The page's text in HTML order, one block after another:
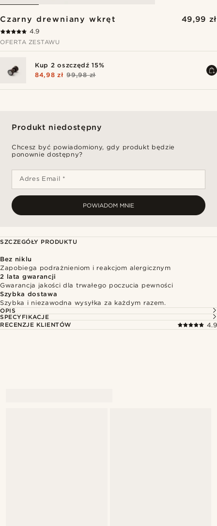
Czarny drewniany wkręt 49,99 zł
4.9
OFERTA ZESTAWU
Kup 2 oszczędź 15%
84,98 zł 99,98 zł
Produkt niedostępny
Chcesz być powiadomiony, gdy produkt będzie
ponownie dostępny?
Adres Email *
POWIADOM MNIE
SZCZEGÓŁY PRODUKTU
Bez niklu
Zapobiega podrażnieniom i reakcjom alergicznym
2 lata gwarancji
Gwarancja jakości dla trwałego poczucia pewności
Szybka dostawa
Szybka i niezawodna wysyłka za każdym razem.
OPIS
SPECYFIKACJE
RECENZJE KLIENTÓW
4.9